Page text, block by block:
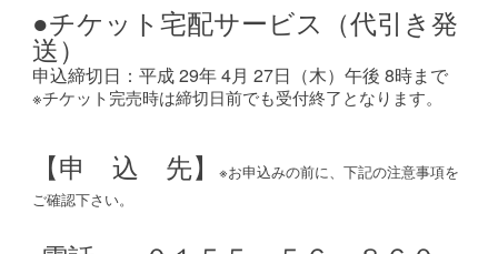
●チケット宅配サービス（代引き発
送）
申込締切日：平成 29年 4月 27日（木）午後 8時まで
※チケット完売時は締切日前でも受付終了となります。
【申 込 先】※お申込みの前に、下記の注意事項を
ご確認下さい。